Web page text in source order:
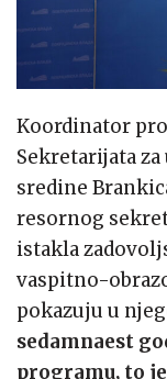
Koordinator
Sekretarijata
sredine
resornog
istakla
vaspitno-
pokazuju u
sedamnaest
programu, to